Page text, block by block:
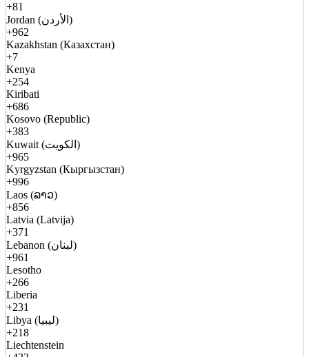
+81
Jordan (الأردن)
+962
Kazakhstan (Казахстан)
+7
Kenya
+254
Kiribati
+686
Kosovo (Republic)
+383
Kuwait (الكويت)
+965
Kyrgyzstan (Кыргызстан)
+996
Laos (ລາວ)
+856
Latvia (Latvija)
+371
Lebanon (لبنان)
+961
Lesotho
+266
Liberia
+231
Libya (ليبيا)
+218
Liechtenstein